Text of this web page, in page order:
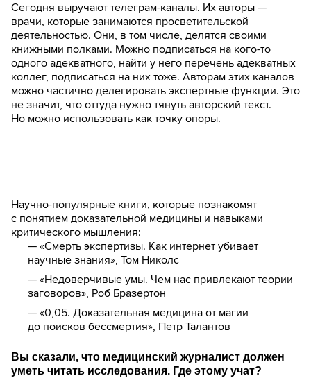
Сегодня выручают телеграм-каналы. Их авторы —
врачи, которые занимаются просветительской
деятельностью. Они, в том числе, делятся своими
книжными полками. Можно подписаться на кого-то
одного адекватного, найти у него перечень адекватных
коллег, подписаться на них тоже. Авторам этих каналов
можно частично делегировать экспертные функции. Это
не значит, что оттуда нужно тянуть авторский текст.
Но можно использовать как точку опоры.
Научно-популярные книги, которые познакомят
с понятием доказательной медицины и навыками
критического мышления:
— «Смерть экспертизы. Как интернет убивает
научные знания», Том Николс
— «Недоверчивые умы. Чем нас привлекают теории
заговоров», Роб Бразертон
— «0,05. Доказательная медицина от магии
до поисков бессмертия», Петр Талантов
Вы сказали, что медицинский журналист должен
уметь читать исследования. Где этому учат?